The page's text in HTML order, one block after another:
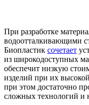
При разработке
водоотталкивающими
Биопластик сочетает
из широкодоступных
обеспечит низкую
изделий при их
при этом достаточно
сложных технологий и